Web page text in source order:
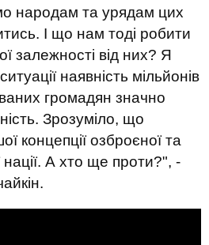
народам та урядам цих
І що нам тоді робити
залежності від них? Я
наявність мільйонів
громадян значно
Зрозуміло, що
концепції озброєної та
нації. А хто ще проти?", -